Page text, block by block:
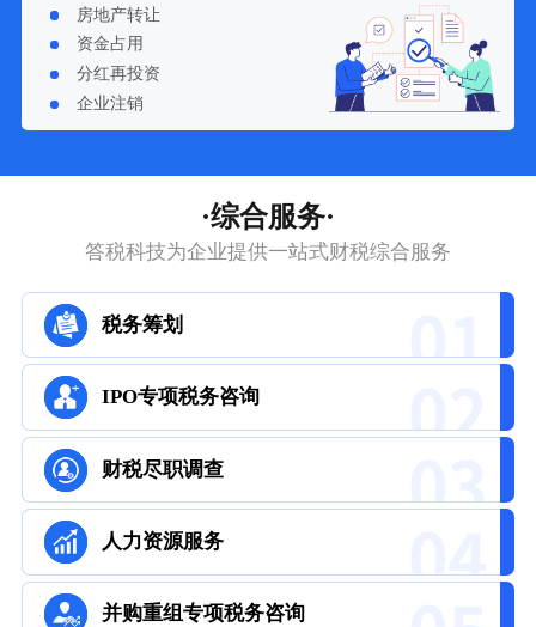
房地产转让
资金占用
分红再投资
企业注销
·综合服务·
答税科技为企业提供一站式财税综合服务
税务筹划
IPO专项税务咨询
财税尽职调查
人力资源服务
并购重组专项税务咨询